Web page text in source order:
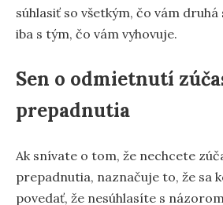
súhlasiť so všetkým, čo vám
iba s tým, čo vám vyhovuje.
Sen o odmietnutí
prepadnutia
Ak snívate o tom, že nechcete
prepadnutia, naznačuje to, že sa
povedať, že nesúhlasíte s